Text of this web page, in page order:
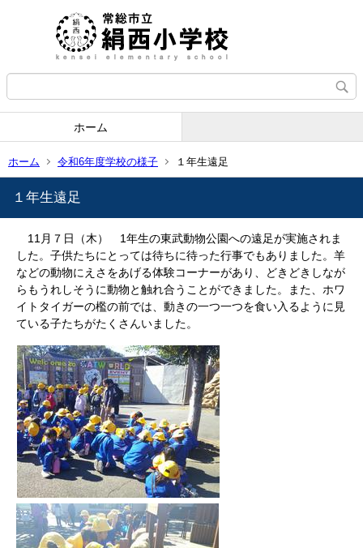
ホーム
ホーム 令和6年度学校の様子 １年生遠足
１年生遠足
11月７日（木） 1年生の東武動物公園への遠足が実施されま
した。子供たちにとっては待ちに待った行事でもありました。羊
などの動物にえさをあげる体験コーナーがあり、どきどきしなが
らもうれしそうに動物と触れ合うことができました。また、ホワ
イトタイガーの檻の前では、動きの一つ一つを食い入るように見
ている子たちがたくさんいました。